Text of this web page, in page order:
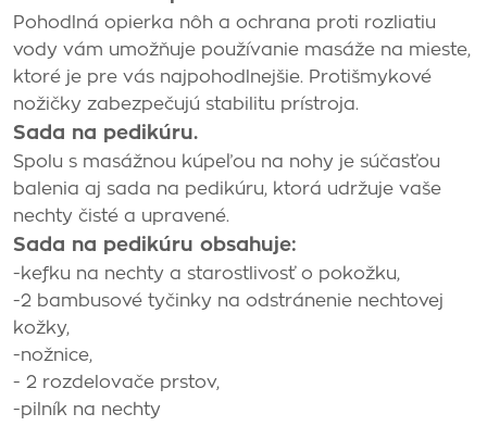
Pohodlná opierka nôh a ochrana proti rozliatiu
vody vám umožňuje používanie masáže na mieste,
ktoré je pre vás najpohodlnejšie. Protišmykové
nožičky zabezpečujú stabilitu prístroja.
Sada na pedikúru.
Spolu s masážnou kúpeľou na nohy je súčasťou
balenia aj sada na pedikúru, ktorá udržuje vaše
nechty čisté a upravené.
Sada na pedikúru obsahuje:
-kefku na nechty a starostlivosť o pokožku,
-2 bambusové tyčinky na odstránenie nechtovej
kožky,
-nožnice,
- 2 rozdelovače prstov,
-pilník na nechty